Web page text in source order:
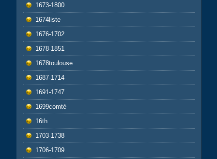
1673-1800
1674liste
1676-1702
1678-1851
1678toulouse
1687-1714
1691-1747
1699comté
16th
1703-1738
1706-1709